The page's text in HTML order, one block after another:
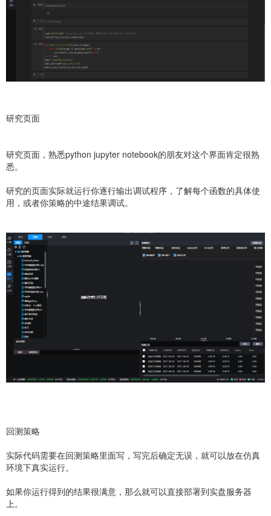
研究页面
研究页面，熟悉python jupyter notebook的朋友对这个界面肯定很熟
悉。
研究的页面实际就运行你逐行输出调试程序，了解每个函数的具体使
用，或者你策略的中途结果调试。
回测策略
实际代码需要在回测策略里面写，写完后确定无误，就可以放在仿真
环境下真实运行。
如果你运行得到的结果很满意，那么就可以直接部署到实盘服务器
上。